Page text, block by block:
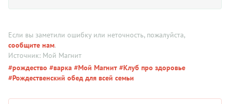
Если вы заметили ошибку или неточность, пожалуйста,
сообщите нам.
Источник: Мой Магнит
#рождество #варка #Мой Магнит #Клуб про здоровье
#Рождественский обед для всей семьи